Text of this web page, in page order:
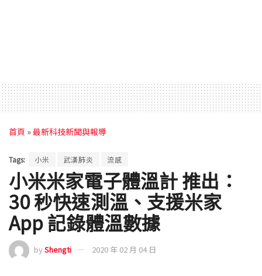
首頁 »最新科技新聞與報導
Tags: 小米 武漢肺炎 流感
小米米家電子體溫計 推出：
30 秒快速測溫、支援米家
App 記錄體溫數據
byShengti 2020 年 02 月 04 日